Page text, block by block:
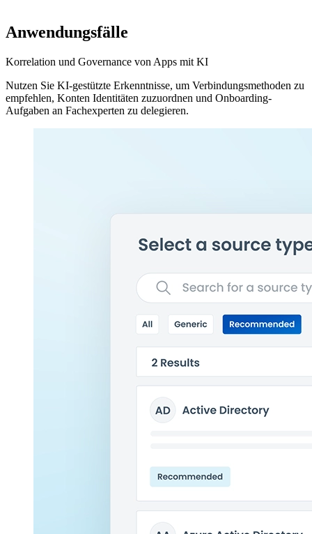
Anwendungsfälle
Korrelation und Governance von Apps mit KI
Nutzen Sie KI-gestützte Erkenntnisse, um Verbindungsmethoden zu
empfehlen, Konten Identitäten zuzuordnen und Onboarding-
Aufgaben an Fachexperten zu delegieren.